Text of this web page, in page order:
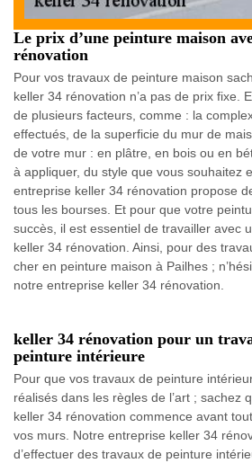
Le prix d’une peinture maison
rénovation
Pour vos travaux de peinture maison
keller 34 rénovation n’a pas de prix fixe.
de plusieurs facteurs, comme : la
effectués, de la superficie du mur de
de votre mur : en plâtre, en bois ou en
à appliquer, du style que vous souhaitez
entreprise keller 34 rénovation propose
tous les bourses. Et pour que votre
succès, il est essentiel de travailler avec
keller 34 rénovation. Ainsi, pour des
cher en peinture maison à Pailhes ;
notre entreprise keller 34 rénovation.
keller 34 rénovation pour un
peinture intérieure
Pour que vos travaux de peinture
réalisés dans les règles de l’art ; sachez
keller 34 rénovation commence avant
vos murs. Notre entreprise keller 34
d’effectuer des travaux de peinture